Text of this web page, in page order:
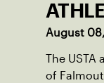
August
The USTA
of